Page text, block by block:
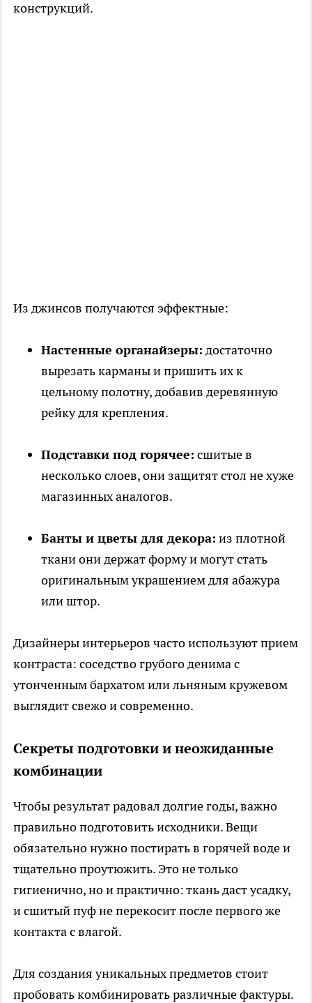
конструкций.
Из джинсов получаются эффектные:
Настенные органайзеры: достаточно
вырезать карманы и пришить их к
цельному полотну, добавив деревянную
рейку для крепления.
Подставки под горячее: сшитые в
несколько слоев, они защитят стол не хуже
магазинных аналогов.
Банты и цветы для декора: из плотной
ткани они держат форму и могут стать
оригинальным украшением для абажура
или штор.
Дизайнеры интерьеров часто используют прием
контраста: соседство грубого денима с
утонченным бархатом или льняным кружевом
выглядит свежо и современно.
Секреты подготовки и неожиданные
комбинации
Чтобы результат радовал долгие годы, важно
правильно подготовить исходники. Вещи
обязательно нужно постирать в горячей воде и
тщательно проутюжить. Это не только
гигиенично, но и практично: ткань даст усадку,
и сшитый пуф не перекосит после первого же
контакта с влагой.
Для создания уникальных предметов стоит
пробовать комбинировать различные фактуры.